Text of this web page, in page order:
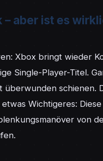
aber ist es
Xbox bringt wieder
Single-Player-Titel.
schienen.
Wichtigeres:
von